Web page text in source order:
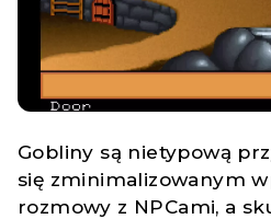
Gobliny są nietypową
się zminimalizowanym
rozmowy z NPCami, a